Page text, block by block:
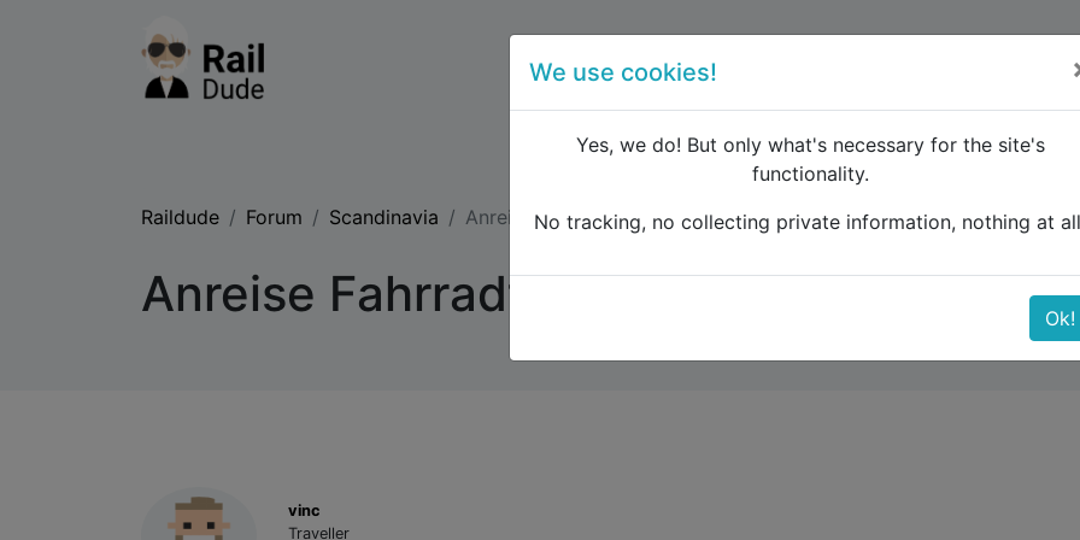
Raildude Forum Scandinavia Anreise Fahrradtour Skandinavien
Anreise Fahrradtour Skandinavien
vinc
Traveller
We use cookies!
Yes, we do! But only what's necessary for the site's
functionality.
No tracking, no collecting private information, nothing at
Ok!